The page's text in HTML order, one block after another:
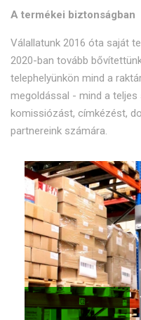
A termékei biztonságban
Válallatunk 2016 óta saját
2020-ban tovább
telephelyünkön mind a
megoldással - mind a
komissiózást, címkézést,
partnereink számára.